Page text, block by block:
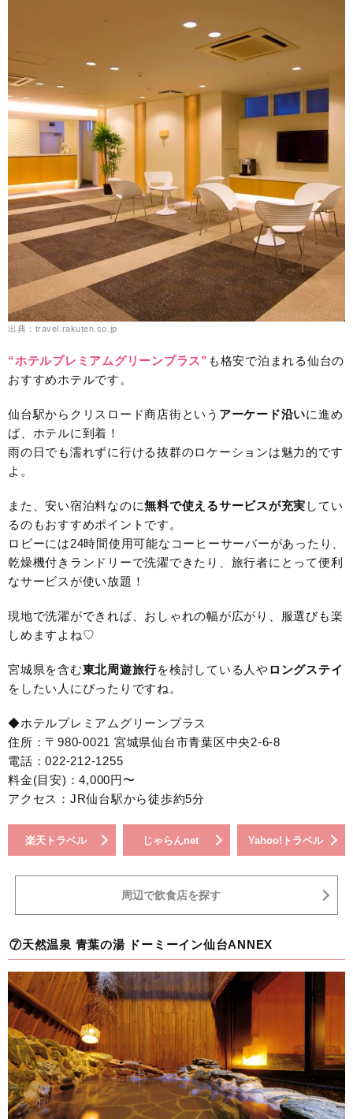
出典：travel.rakuten.co.jp
“ホテルプレミアムグリーンプラス” も格安で泊まれる仙台の
おすすめホテルです。
仙台駅からクリスロード商店街という アーケード沿いに進め
ば、ホテルに到着！
雨の日でも濡れずに行ける抜群のロケーションは魅力的です
よ。
また、安い宿泊料なのに無料で使えるサービスが充実 してい
るのもおすすめポイントです。
ロビーには24時間使用可能なコーヒーサーバーがあったり、
乾燥機付きランドリーで洗濯できたり、旅行者にとって便利
なサービスが使い放題！
現地で洗濯ができれば、おしゃれの幅が広がり、服選びも楽
しめますよね♡
宮城県を含む東北周遊旅行を検討している人やロングステイ
をしたい人にぴったりですね。
◆ホテルプレミアムグリーンプラス
住所：〒980-0021 宮城県仙台市青葉区中央2-6-8
電話：022-212-1255
料金(目安)：4,000円〜
アクセス：JR仙台駅から徒歩約5分
楽天トラベル じゃらんnet Yahoo!トラベル
周辺で飲食店を探す
⑦天然温泉 青葉の湯 ドーミーイン仙台ANNEX